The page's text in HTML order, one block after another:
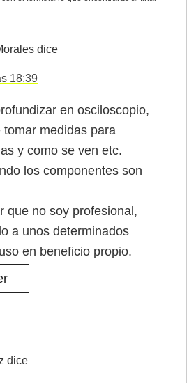
dice
18:39
en osciloscopio,
tomar medidas para
y como se ven etc.
los componentes son
que no soy profesional,
a unos determinados
en beneficio propio.
dice